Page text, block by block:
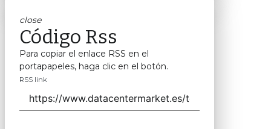
close
Código Rss
Para copiar el enlace RSS en el
portapapeles, haga clic en el botón.
RSS link